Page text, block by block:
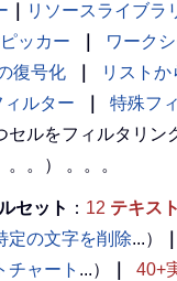
リソースライブラ
ッカー ワーク
復号化
リスト
ルター 特殊フ
セルをフィルタリン
。） 。。。
セット ： 12 テキスト
定の文字を削除...）
チャート ...） 40+